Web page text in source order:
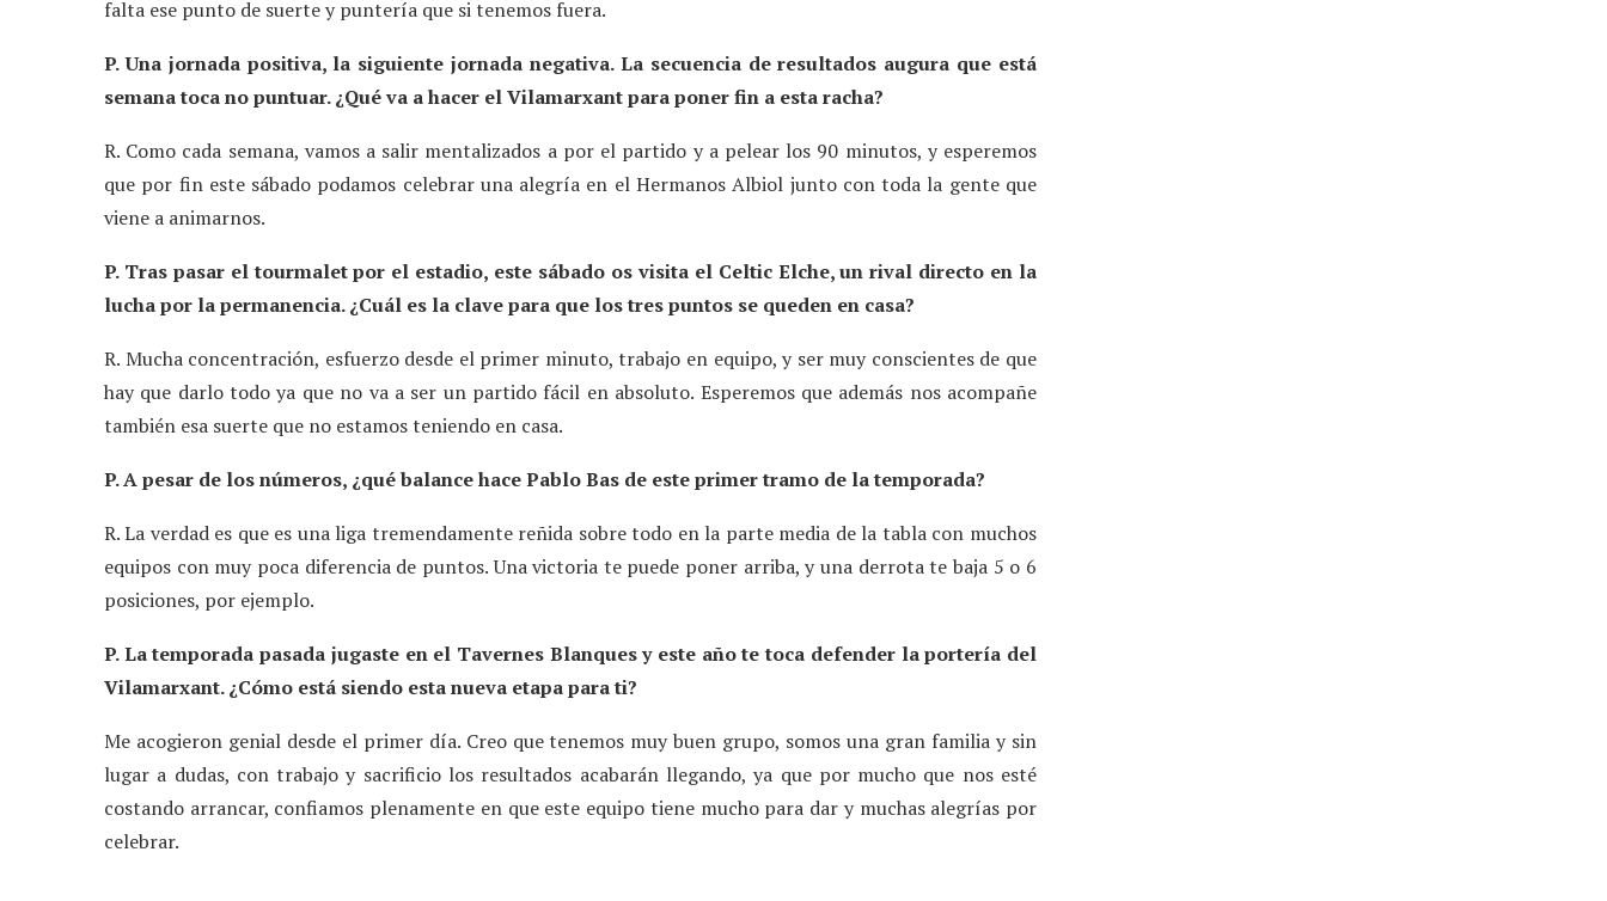
falta ese punto de suerte y puntería que si tenemos fuera.
P. Una jornada positiva, la siguiente jornada negativa. La secuencia de resultados augura que está
semana toca no puntuar. ¿Qué va a hacer el Vilamarxant para poner fin a esta racha?
R. Como cada semana, vamos a salir mentalizados a por el partido y a pelear los 90 minutos, y esperemos
que por fin este sábado podamos celebrar una alegría en el Hermanos Albiol junto con toda la gente que
viene a animarnos.
P. Tras pasar el tourmalet por el estadio, este sábado os visita el Celtic Elche, un rival directo en la
lucha por la permanencia. ¿Cuál es la clave para que los tres puntos se queden en casa?
R. Mucha concentración, esfuerzo desde el primer minuto, trabajo en equipo, y ser muy conscientes de que
hay que darlo todo ya que no va a ser un partido fácil en absoluto. Esperemos que además nos acompañe
también esa suerte que no estamos teniendo en casa.
P. A pesar de los números, ¿qué balance hace Pablo Bas de este primer tramo de la temporada?
R. La verdad es que es una liga tremendamente reñida sobre todo en la parte media de la tabla con muchos
equipos con muy poca diferencia de puntos. Una victoria te puede poner arriba, y una derrota te baja 5 o 6
posiciones, por ejemplo.
P. La temporada pasada jugaste en el Tavernes Blanques y este año te toca defender la portería del
Vilamarxant. ¿Cómo está siendo esta nueva etapa para ti?
Me acogieron genial desde el primer día. Creo que tenemos muy buen grupo, somos una gran familia y sin
lugar a dudas, con trabajo y sacrificio los resultados acabarán llegando, ya que por mucho que nos esté
costando arrancar, confiamos plenamente en que este equipo tiene mucho para dar y muchas alegrías por
celebrar.